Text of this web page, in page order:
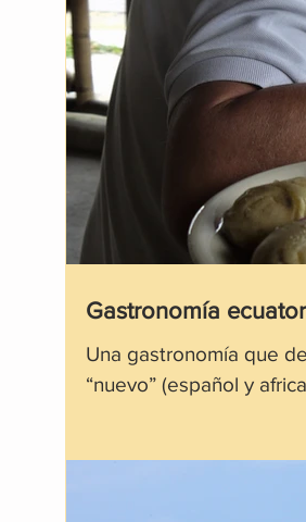
Gastronomía
Una gastronomía que
“nuevo” (español y